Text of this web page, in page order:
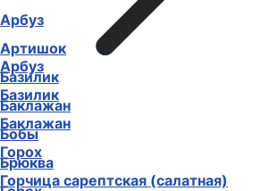
Арбуз
Базилик
Баклажан
Горох
Горчица сарептская (салатная)
Арбуз
Артишок
Базилик
Баклажан
Бобы
Брюква